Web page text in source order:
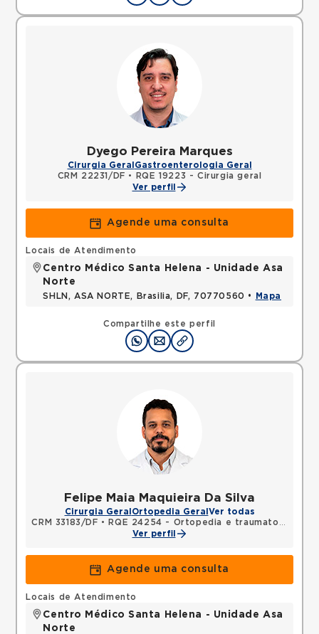
Dyego Pereira Marques
Cirurgia Geral Gastroenterologia Geral
CRM 22231/DF •
RQE 19223 - Cirurgia geral
Ver perfil
Agende uma consulta
Compartilhe este perfil
Locais de Atendimento
Centro Médico Santa Helena - Unidade Asa
Norte
SHLN, ASA NORTE, Brasilia, DF, 70770560 • Mapa
Felipe Maia Maquieira Da Silva
Cirurgia Geral Ortopedia Geral Ver todas
CRM 33183/DF •
RQE 24254 - Ortopedia e traumatologia
Ver perfil
Agende uma consulta
Locais de Atendimento
Centro Médico Santa Helena - Unidade Asa
Norte